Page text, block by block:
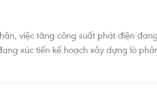
việc tăng công suất phát điện
xúc tiến kế hoạch xây dựng lò